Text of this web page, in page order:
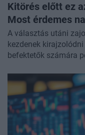
Kitörés előtt ez
Most érdemes
A választás utáni
kezdenek
befektetők számára
elemzésünkben egy
foglalkozunk, amely
készül.